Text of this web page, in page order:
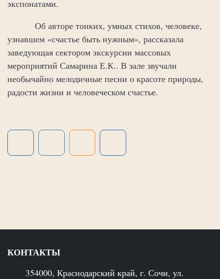
экспонатами.
Об авторе тонких, умных стихов, человеке,
узнавшем «счастье быть нужным», рассказала
заведующая сектором экскурсии массовых
мероприятий Самарина Е.К.. В зале звучали
необычайно мелодичные песни о красоте природы,
радости жизни и человеческом счастье.
КОНТАКТЫ
354000, Краснодарский край, г. Сочи, ул.